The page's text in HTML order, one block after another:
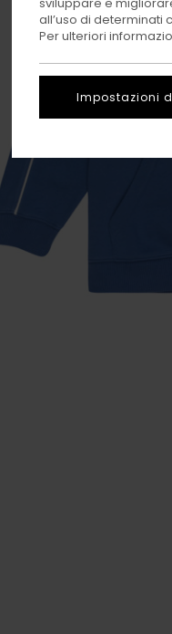
all’uso di
Per ulteriori
Impostazioni